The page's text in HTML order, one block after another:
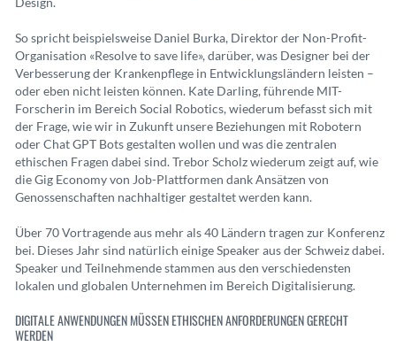
So spricht beispielsweise Daniel Burka, Direktor der Non-Profit-
Organisation «Resolve to save life», darüber, was Designer bei der
Verbesserung der Krankenpflege in Entwicklungsländern leisten –
oder eben nicht leisten können. Kate Darling, führende MIT-
Forscherin im Bereich Social Robotics, wiederum befasst sich mit
der Frage, wie wir in Zukunft unsere Beziehungen mit Robotern
oder Chat GPT Bots gestalten wollen und was die zentralen
ethischen Fragen dabei sind. Trebor Scholz wiederum zeigt auf, wie
die Gig Economy von Job-Plattformen dank Ansätzen von
Genossenschaften nachhaltiger gestaltet werden kann.
Über 70 Vortragende aus mehr als 40 Ländern tragen zur Konferenz
bei. Dieses Jahr sind natürlich einige Speaker aus der Schweiz dabei.
Speaker und Teilnehmende stammen aus den verschiedensten
lokalen und globalen Unternehmen im Bereich Digitalisierung.
DIGITALE ANWENDUNGEN MÜSSEN ETHISCHEN ANFORDERUNGEN GERECHT
WERDEN